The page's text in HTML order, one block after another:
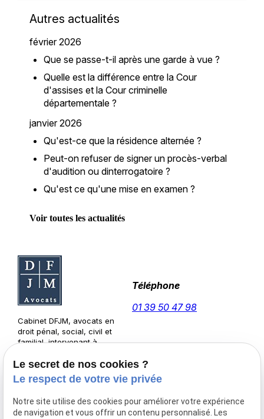
Autres actualités
février 2026
Que se passe-t-il après une garde à vue ?
Quelle est la différence entre la Cour
d'assises et la Cour criminelle
départementale ?
janvier 2026
Qu'est-ce que la résidence alternée ?
Peut-on refuser de signer un procès-verbal
d'audition ou dinterrogatoire ?
Qu'est ce qu'une mise en examen ?
Voir toutes les actualités
Cabinet DFJM, avocats en
droit pénal, social, civil et
familial, intervenant à
Téléphone
01 39 50 47 98
Adresse
1 rue d'Anjou
78000 VERSAILLES
Horaires
Visite sur
Rendez-
vous
Le secret de nos cookies ?
Le respect de votre vie privée
Notre site utilise des cookies pour améliorer votre expérience
de navigation et vous offrir un contenu personnalisé. Les